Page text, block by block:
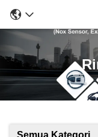
Semua Kategori